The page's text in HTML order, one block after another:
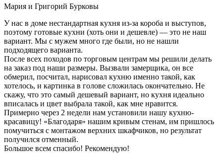
Мария и Григорий Бурковы
У нас в доме нестандартная кухня из-за короба и выступов,
поэтому готовые кухни (хоть они и дешевле) — это не наш
вариант. Мы с мужем много где были, но не нашли
подходящего варианта.
После всех походов по торговым центрам мы решили делать
на заказ под наши размеры. Вызвали замерщика, он все
обмерил, посчитал, нарисовал кухню именно такой, как
хотелось, и картинка в голове сложилась окончательно. Не
скажу, что это самый дешевый вариант, но кухня идеально
вписалась и цвет выбрала такой, как мне нравится.
Примерно через 2 недели нам установили нашу кухню-
красавицу! «Благодаря» нашим кривым стенам, им пришлось
помучиться с монтажом верхних шкафчиков, но результат
получился отменный.
Большое всем спасибо! Рекомендую!